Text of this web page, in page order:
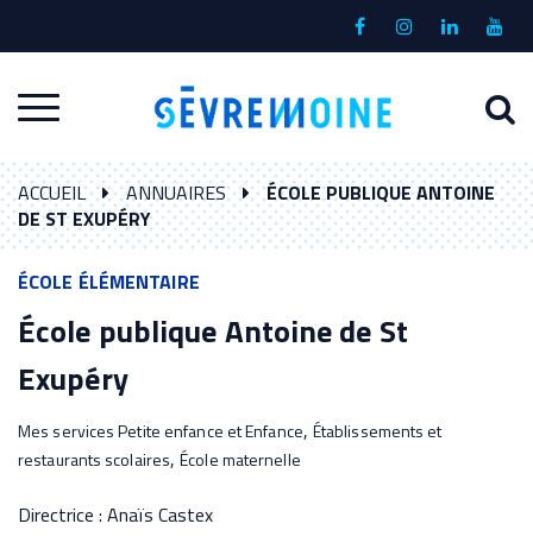
Lien
compte
Lien
Lien
compte
Lien
la
Aller
à
la
navigation
à
ACCUEIL ANNUAIRES
ÉCOLE PUBLIQUE ANTOINE
DE ST EXUPÉRY
ÉCOLE ÉLÉMENTAIRE
École publique Antoine de St
Exupéry
Mes services Petite enfance et Enfance, Établissements et
restaurants scolaires,École maternelle
Directrice : Anaïs Castex